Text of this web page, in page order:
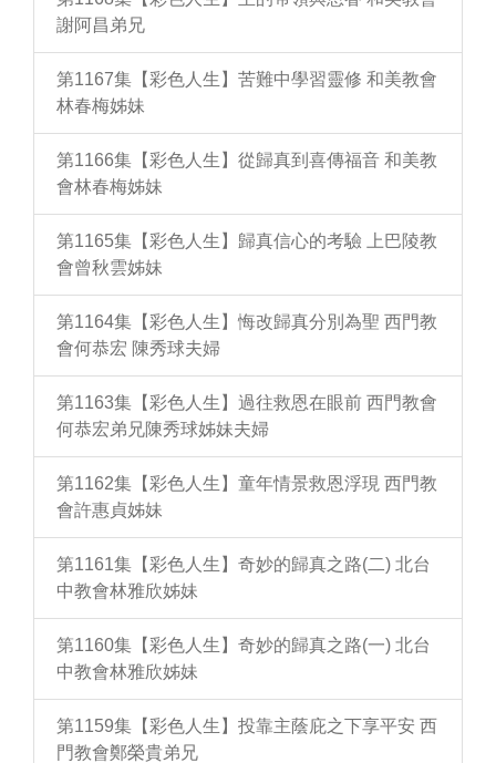
謝阿昌弟兄
第1167集【彩色人生】苦難中學習靈修 和美教會
林春梅姊妹
第1166集【彩色人生】從歸真到喜傳福音 和美教
會林春梅姊妹
第1165集【彩色人生】歸真信心的考驗 上巴陵教
會曾秋雲姊妹
第1164集【彩色人生】悔改歸真分別為聖 西門教
會何恭宏 陳秀球夫婦
第1163集【彩色人生】過往救恩在眼前 西門教會
何恭宏弟兄陳秀球姊妹夫婦
第1162集【彩色人生】童年情景救恩浮現 西門教
會許惠貞姊妹
第1161集【彩色人生】奇妙的歸真之路(二) 北台
中教會林雅欣姊妹
第1160集【彩色人生】奇妙的歸真之路(一) 北台
中教會林雅欣姊妹
第1159集【彩色人生】投靠主蔭庇之下享平安 西
門教會鄭榮貴弟兄